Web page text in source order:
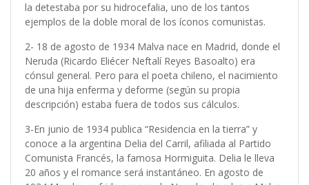
la detestaba por su hidrocefalia, uno de los tantos
ejemplos de la doble moral de los íconos comunistas.
2- 18 de agosto de 1934 Malva nace en Madrid, donde el
Neruda (Ricardo Eliécer Neftalí Reyes Basoalto) era
cónsul general. Pero para el poeta chileno, el nacimiento
de una hija enferma y deforme (según su propia
descripción) estaba fuera de todos sus cálculos.
3-En junio de 1934 publica “Residencia en la tierra” y
conoce a la argentina Delia del Carril, afiliada al Partido
Comunista Francés, la famosa Hormiguita. Delia le lleva
20 años y el romance será instantáneo. En agosto de